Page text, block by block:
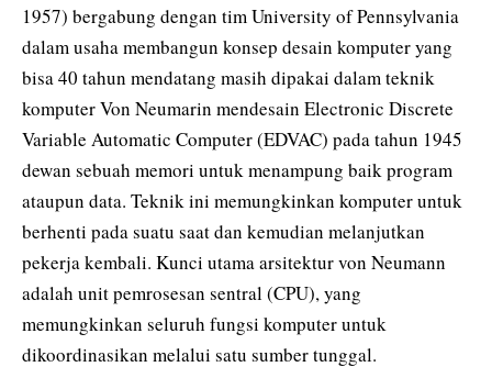
1957) bergabung dengan tim University of Pennsylvania
dalam usaha membangun konsep desain komputer yang
bisa 40 tahun mendatang masih dipakai dalam teknik
komputer Von Neumarin mendesain Electronic Discrete
Variable Automatic Computer (EDVAC) pada tahun 1945
dewan sebuah memori untuk menampung baik program
ataupun data. Teknik ini memungkinkan komputer untuk
berhenti pada suatu saat dan kemudian melanjutkan
pekerja kembali. Kunci utama arsitektur von Neumann
adalah unit pemrosesan sentral (CPU), yang
memungkinkan seluruh fungsi komputer untuk
dikoordinasikan melalui satu sumber tunggal.